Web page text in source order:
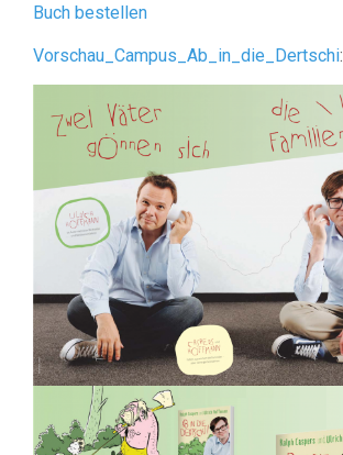
Buch bestellen
Vorschau_Campus_Ab_in_die_Dertschi: